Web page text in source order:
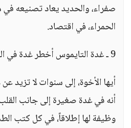
صفراء، والحديد يعاد تصنيعه
الحمراء، في اقتصاد.
9 ـ غدة التايموس أخطر غدة في الجسم:
أيها الأخوة، إلى سنوات لا
أنه في غدة صغيرة إلى جانب
وظيفة لها إطلاقاً، في كل كتب